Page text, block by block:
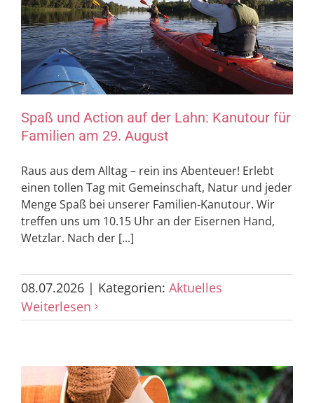
Spaß und Action auf der Lahn: Kanutour für
Familien am 29. August
Raus aus dem Alltag – rein ins Abenteuer! Erlebt
einen tollen Tag mit Gemeinschaft, Natur und jeder
Menge Spaß bei unserer Familien-­Kanutour. Wir
treffen uns um 10.15 Uhr an der Eisernen Hand,
Wetzlar. Nach der [...]
08.07.2026 | Kategorien: Aktuelles
Weiterlesen